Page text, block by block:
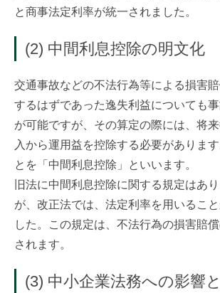
と商事法定利率が統一されました。
(2) 中間利息控除の明文化
交通事故などの不法行為等による損害
するはずであった逸失利益についても
が可能ですが、その算定の際には、将
入から運用益を控除する必要がありま
とを「中間利息控除」といいます。
旧法に中間利息控除に関する規定はあ
が、改正法では、法定利率を用いるこ
した。この規定は、不法行為の損害賠
されます。
(3) 中小企業法務への影響